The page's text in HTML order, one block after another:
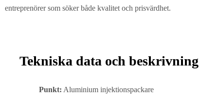
entreprenörer som söker både kvalitet och prisvärdhet.
Tekniska data och beskrivning
Punkt: Aluminium injektionspackare